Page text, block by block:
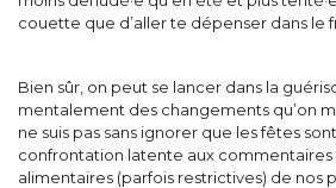
couette que d’aller te dépenser dans le
Bien sûr, on peut se lancer dans la
mentalement des changements qu’on
ne suis pas sans ignorer que les fêtes
confrontation latente aux
alimentaires (parfois restrictives) de nos